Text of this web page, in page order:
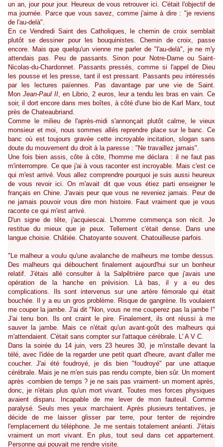
un an, jour pour jour. Heureux de vous retrouver ici. C'était l'objectif de
ma journée. Parce que vous savez, comme j'aime à dire : "je reviens
de l'au-delà".
En ce Vendredi Saint des Catholiques, le chemin de croix semblait
plutôt se dessiner pour les bouquinistes. Chemin de croix, passe
encore. Mais que quelqu'un vienne me parler de "l'au-delà", je ne m'y
attendais pas. Peu de passants. Sinon pour Notre-Dame ou Saint-
Nicolas-du-Chardonnet. Passants pressés, comme si l'appel de Dieu
les pousse et les presse, tant il est pressant. Passants peu intéressés
par les lectures païennes. Pas davantage par une vie de Saint.
Mon Jean-Paul II, en Librio, 2 euros, leur a tendu les bras en vain. Ce
soir, il dort encore dans mes boîtes, à côté d'une bio de Karl Marx, tout
près de Chateaubriand.
Comme le milieu de l'après-midi s'annonçait plutôt calme, le vieux
monsieur et moi, nous sommes allés reprendre place sur le banc. Ce
banc où est toujours gravée cette incroyable incitation, slogan sans
doute du mouvement du droit à la paresse : "Ne travaillez jamais".
Une fois bien assis, côte à côte, l'homme me déclara : il ne faut pas
m'interrompre. Ce que j'ai à vous raconter est incroyable. Mais c'est ce
qui m'est arrivé. Vous allez comprendre pourquoi je suis aussi heureux
de vous revoir ici. On m'avait dit que vous étiez parti enseigner le
français en Chine. J'avais peur que vous ne reveniez jamais. Peur de
ne jamais pouvoir vous dire mon histoire. Faut vraiment que je vous
raconte ce qui m'est arrivé.
D'un signe de tête, j'acquiescai. L'homme commença son récit. Je
restitue du mieux que je peux. Tellement c'était dense. Dans une
langue choisie. Châtiée. Chatoyante souvent. Chatouilleuse parfois.
"Le malheur a voulu qu'une avalanche de malheurs me tombe dessus.
Des malheurs qui débouchent finalement aujourd'hui sur un bonheur
relatif. J'étais allé consulter à la Salpêtrière parce que j'avais une
opération de la hanche en prévision. Là bas, il y a eu des
complications. Ils sont intervenus sur une artère fémorale qui était
bouchée. Il y a eu un gros problème. Risque de gangrène. Ils voulaient
me couper la jambe. J'ai dit "Non, vous ne me couperez pas la jambe !"
J'ai tenu bon. Ils ont craint le pire. Finalement, ils ont réussi à me
sauver la jambe. Mais ce n'était qu'un avant-goût des malheurs qui
m'attendaient. C'était sans compter sur l'attaque cérébrale. L' A V C.
Dans la soirée du 14 juin, vers 23 heures 30, je m'installe devant la
télé, avec l'idée de la regarder une petit quart d'heure, avant d'aller me
coucher. J'ai été foudroyé, je dis bien "foudroyé" par une attaque
cérébrale. Mais je ne m'en suis pas rendu compte, bien sûr. Un moment
après -combien de temps ? je ne sais pas vraiment- un moment après,
donc, je n'étais plus qu'un mort vivant. Toutes mes forces physiques
avaient disparu. Incapable de me lever de mon fauteuil. Comme
paralysé. Seuls mes yeux marchaient. Après plusieurs tentatives, je
décide de me laisser glisser par terre, pour tenter de rejoindre
l'emplacement du téléphone. Je me sentais totalement anéanti. J'étais
vraiment un mort vivant. En plus, tout seul dans cet appartement.
Personne qui pouvait me rendre visite.